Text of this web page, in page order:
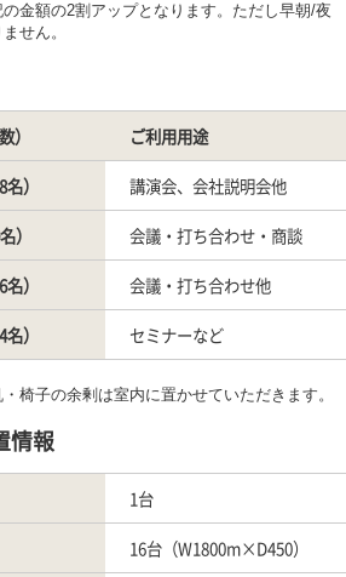
金額の2割アップとなります。ただし早朝/夜
せん。
） ご利用用途
） 講演会、会社説明会他
） 会議・打ち合わせ・商談
） 会議・打ち合わせ他
） セミナーなど
椅子の余剰は室内に置かせていただきます。
情報
1台
16台（W1800m×D450）